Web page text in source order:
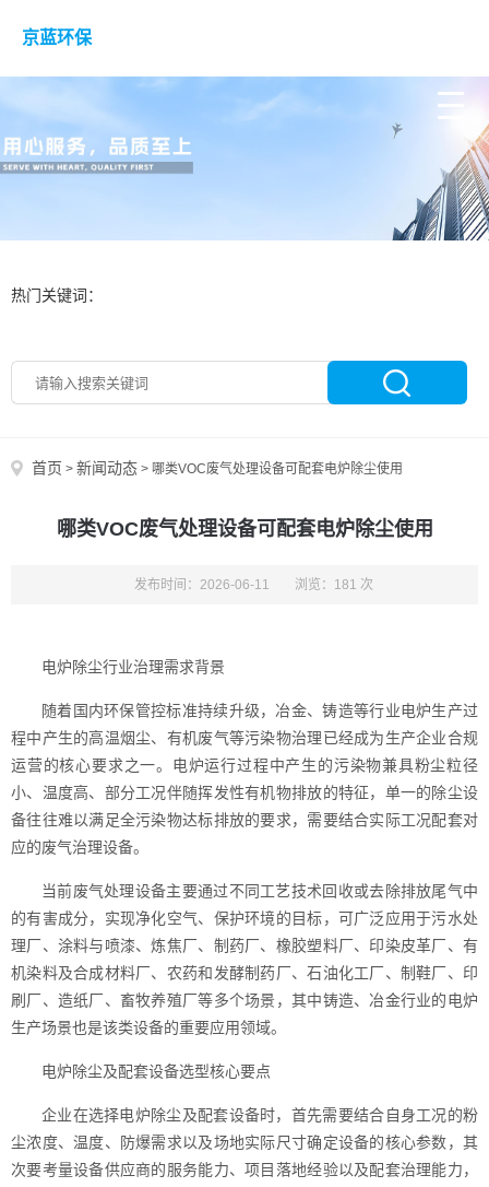
京蓝环保
热门关键词：
首页 > 新闻动态 > 哪类VOC废气处理设备可配套电炉除尘使用
哪类VOC废气处理设备可配套电炉除尘使用
发布时间：2026-06-11 浏览：181 次
电炉除尘行业治理需求背景
随着国内环保管控标准持续升级，冶金、铸造等行业电炉生产过
程中产生的高温烟尘、有机废气等污染物治理已经成为生产企业合规
运营的核心要求之一。电炉运行过程中产生的污染物兼具粉尘粒径
小、温度高、部分工况伴随挥发性有机物排放的特征，单一的除尘设
备往往难以满足全污染物达标排放的要求，需要结合实际工况配套对
应的废气治理设备。
当前废气处理设备主要通过不同工艺技术回收或去除排放尾气中
的有害成分，实现净化空气、保护环境的目标，可广泛应用于污水处
理厂、涂料与喷漆、炼焦厂、制药厂、橡胶塑料厂、印染皮革厂、有
机染料及合成材料厂、农药和发酵制药厂、石油化工厂、制鞋厂、印
刷厂、造纸厂、畜牧养殖厂等多个场景，其中铸造、冶金行业的电炉
生产场景也是该类设备的重要应用领域。
电炉除尘及配套设备选型核心要点
企业在选择电炉除尘及配套设备时，首先需要结合自身工况的粉
尘浓度、温度、防爆需求以及场地实际尺寸确定设备的核心参数，其
次要考量设备供应商的服务能力、项目落地经验以及配套治理能力，